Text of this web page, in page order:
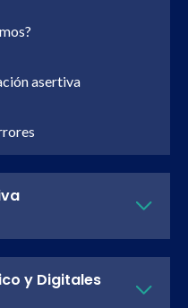
asertiva
y Digitales